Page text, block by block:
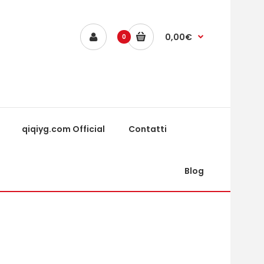
0 0,00€
qiqiyg.com Official Contatti
Blog